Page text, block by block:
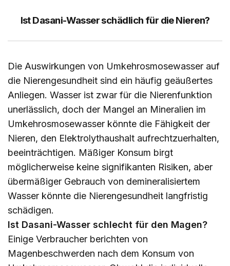
Ist Dasani-Wasser schädlich für die Nieren?
Die Auswirkungen von Umkehrosmosewasser auf
die Nierengesundheit sind ein häufig geäußertes
Anliegen. Wasser ist zwar für die Nierenfunktion
unerlässlich, doch der Mangel an Mineralien im
Umkehrosmosewasser könnte die Fähigkeit der
Nieren, den Elektrolythaushalt aufrechtzuerhalten,
beeinträchtigen. Mäßiger Konsum birgt
möglicherweise keine signifikanten Risiken, aber
übermäßiger Gebrauch von demineralisiertem
Wasser könnte die Nierengesundheit langfristig
schädigen.
Ist Dasani-Wasser schlecht für den Magen?
Einige Verbraucher berichten von
Magenbeschwerden nach dem Konsum von